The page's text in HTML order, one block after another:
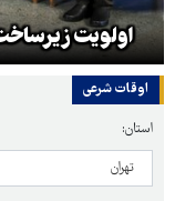
اولویت
اوقات شرعی
استان: